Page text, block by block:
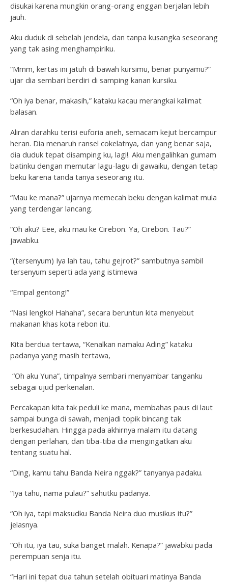
disukai karena mungkin orang-orang enggan berjalan lebih
jauh.
Aku duduk di sebelah jendela, dan tanpa kusangka seseorang
yang tak asing menghampiriku.
“Mmm, kertas ini jatuh di bawah kursimu, benar punyamu?”
ujar dia sembari berdiri di samping kanan kursiku.
“Oh iya benar, makasih,” kataku kacau merangkai kalimat
balasan.
Aliran darahku terisi euforia aneh, semacam kejut bercampur
heran. Dia menaruh ransel cokelatnya, dan yang benar saja,
dia duduk tepat disamping ku, lagi!. Aku mengalihkan gumam
batinku dengan memutar lagu-lagu di gawaiku, dengan tetap
beku karena tanda tanya seseorang itu.
“Mau ke mana?” ujarnya memecah beku dengan kalimat mula
yang terdengar lancang.
“Oh aku? Eee, aku mau ke Cirebon. Ya, Cirebon. Tau?”
jawabku.
“(tersenyum) Iya lah tau, tahu gejrot?” sambutnya sambil
tersenyum seperti ada yang istimewa
“Empal gentong!”
“Nasi lengko! Hahaha”, secara beruntun kita menyebut
makanan khas kota rebon itu.
Kita berdua tertawa, “Kenalkan namaku Ading” kataku
padanya yang masih tertawa,
“Oh aku Yuna”, timpalnya sembari menyambar tanganku
sebagai ujud perkenalan.
Percakapan kita tak peduli ke mana, membahas paus di laut
sampai bunga di sawah, menjadi topik bincang tak
berkesudahan. Hingga pada akhirnya malam itu datang
dengan perlahan, dan tiba-tiba dia mengingatkan aku
tentang suatu hal.
“Ding, kamu tahu Banda Neira nggak?” tanyanya padaku.
“Iya tahu, nama pulau?” sahutku padanya.
“Oh iya, tapi maksudku Banda Neira duo musikus itu?”
jelasnya.
“Oh itu, iya tau, suka banget malah. Kenapa?” jawabku pada
perempuan senja itu.
“Hari ini tepat dua tahun setelah obituari matinya Banda